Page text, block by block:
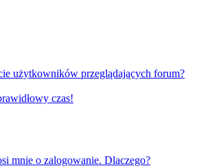
użytkowników przeglądających forum?
czas!
mnie o zalogowanie. Dlaczego?